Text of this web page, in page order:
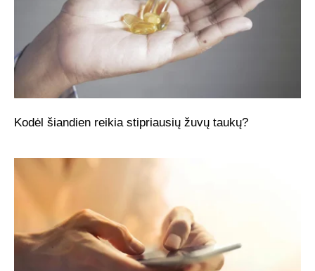
Kodėl šiandien reikia stipriausių žuvų taukų?